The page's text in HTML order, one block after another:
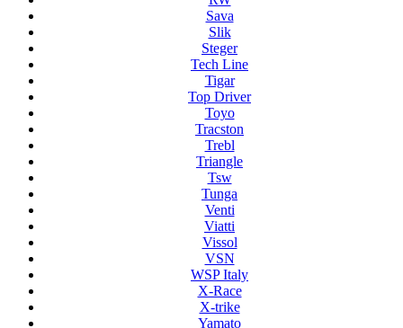
Sava
Slik
Steger
Tech Line
Tigar
Top Driver
Toyo
Tracston
Trebl
Triangle
Tsw
Tunga
Venti
Viatti
Vissol
VSN
WSP Italy
X-Race
X-trike
Yamato